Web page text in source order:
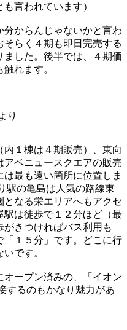
言われています）
からんじゃないかと言わ
らく４期も即日完売する
ました。後半では、４期価
れます。
り
１棟は４期販売）、東向
アベニュースクエアの販売
最も遠い箇所に位置しま
駅の亀島は人気の路線東
なる栄エリアへもアクセ
駅は徒歩で１２分ほど（最
きつければバス利用も
１５分」です。どこに行
です。
ープン済みの、「イオン
するのもかなり魅力があ